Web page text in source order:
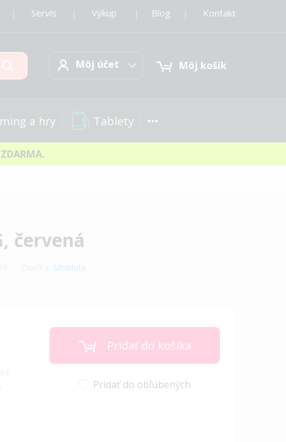
Servis Výkup Blog Kontakt
Môj účetMôj účet Môj košík
a hry Tablety
červená
Mobiola
Pridať do košíka
Pridať do obľúbených